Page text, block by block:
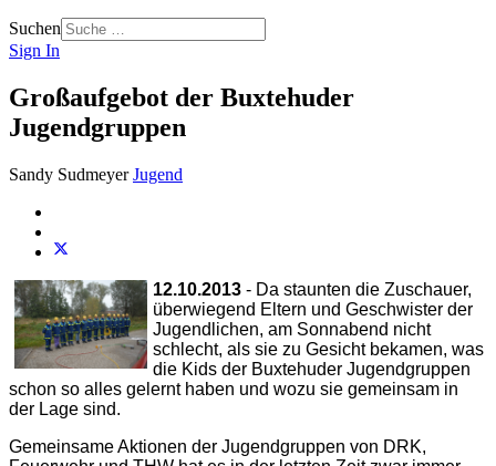
Suchen
Sign In
Großaufgebot der Buxtehuder
Jugendgruppen
Sandy Sudmeyer Jugend
12.10.2013 - Da staunten die Zuschauer,
überwiegend Eltern und Geschwister der
Jugendlichen, am Sonnabend nicht
schlecht, als sie zu Gesicht bekamen, was
die Kids der Buxtehuder Jugendgruppen
schon so alles gelernt haben und wozu sie gemeinsam in
der Lage sind.
Gemeinsame Aktionen der Jugendgruppen von DRK,